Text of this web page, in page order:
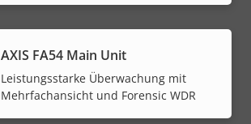
AXIS FA54 Main Unit
Leistungsstarke Überwachung mit
Mehrfachansicht und Forensic WDR